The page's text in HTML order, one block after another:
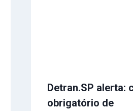
Detran.SP alerta:
obrigatório de